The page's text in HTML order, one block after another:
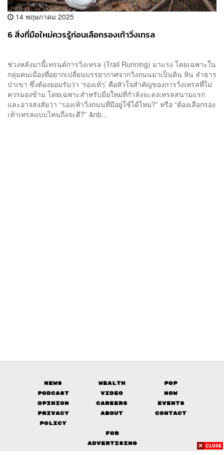
14 พฤษภาคม 2025
6 สิ่งที่มือใหม่ควรรู้ก่อนเลือกรองเท้าวิ่งเทรล
ช่วงหลังมานี้เทรนด์การวิ่งเทรล (Trail Running) มาแรง โดยเฉพาะใน
กลุ่มคนเมืองที่อยากเปลี่ยนบรรยากาศจากวิ่งถนนมาเป็นดิน หิน ลำธาร
ป่าเขา ซึ่งต้องยอมรับว่า ‘รองเท้า’ คือหัวใจสำคัญของการวิ่งเทรลที่ไม่
ควรมองข้าม โดยเฉพาะสำหรับมือใหม่ที่กำลังจะลงเทรลสนามแรก
และอาจสงสัยว่า “รองเท้าวิ่งถนนที่มีอยู่ใช้ได้ไหม?” หรือ “ต้องเลือกรอง
เท้าเทรลแบบไหนถึงจะดี?” &nb...
News Wealth
Pop
Podcast
Video
Now
Opinion
Careers
Events
Privacy
Policy
About Contact
FOR
ADVERTISING